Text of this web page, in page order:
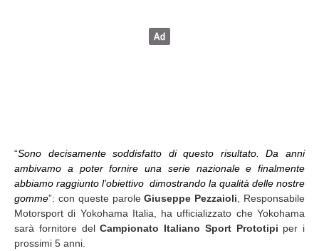
“Sono decisamente soddisfatto di questo risultato. Da anni
ambivamo a poter fornire una serie nazionale e finalmente
abbiamo raggiunto l’obiettivo dimostrando la qualità delle nostre
gomme”: con queste paroleGiuseppe Pezzaioli , Responsabile
Motorsport di Yokohama Italia, ha ufficializzato che Yokohama
sarà fornitore delCampionato Italiano Sport Prototipi per i
prossimi 5 anni.